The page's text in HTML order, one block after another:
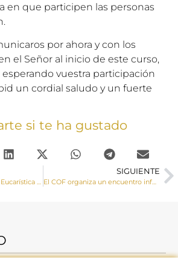
en que participen las personas
por ahora y con los
el Señor al inicio de este curso,
vuestra participación
un cordial saludo y un fuerte
si te ha gustado
El grupo de Adoración Eucarística Perpetua peregrina a la Catedral en el Año Santo
SIGUIENTE
El COF organiza un encuentro informativo sobre parejas en riesgo de separación